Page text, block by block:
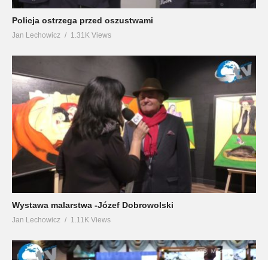
Policja ostrzega przed oszustwami
Jan Lechowicz 1.31K Views
Wystawa malarstwa -Józef Dobrowolski
Jan Lechowicz 1.11K Views